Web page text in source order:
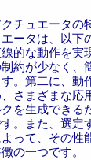
チュエータの
ータは、以下
的な動作を実
約が少なく、
。第二に、動
さまざまな応
を生成できる
。また、選定
って、その性
の一つです。